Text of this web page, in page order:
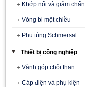
Khớp nối và giảm chấn
Vòng bi một chiều
Phụ tùng Schmersal
Thiết bị công nghiệp
Vành góp chổi than
Cáp điện và phụ kiện